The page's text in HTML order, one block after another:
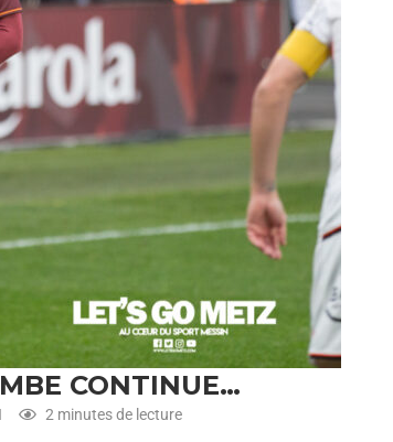
CONTINUE…
2 minutes de lecture